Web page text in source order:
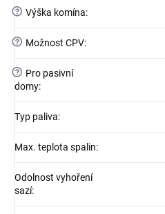
? Výška komína:
? Možnost CPV:
?
Pro pasivní
domy:
Typ paliva:
Max. teplota spalin:
Odolnost vyhoření
sazí: